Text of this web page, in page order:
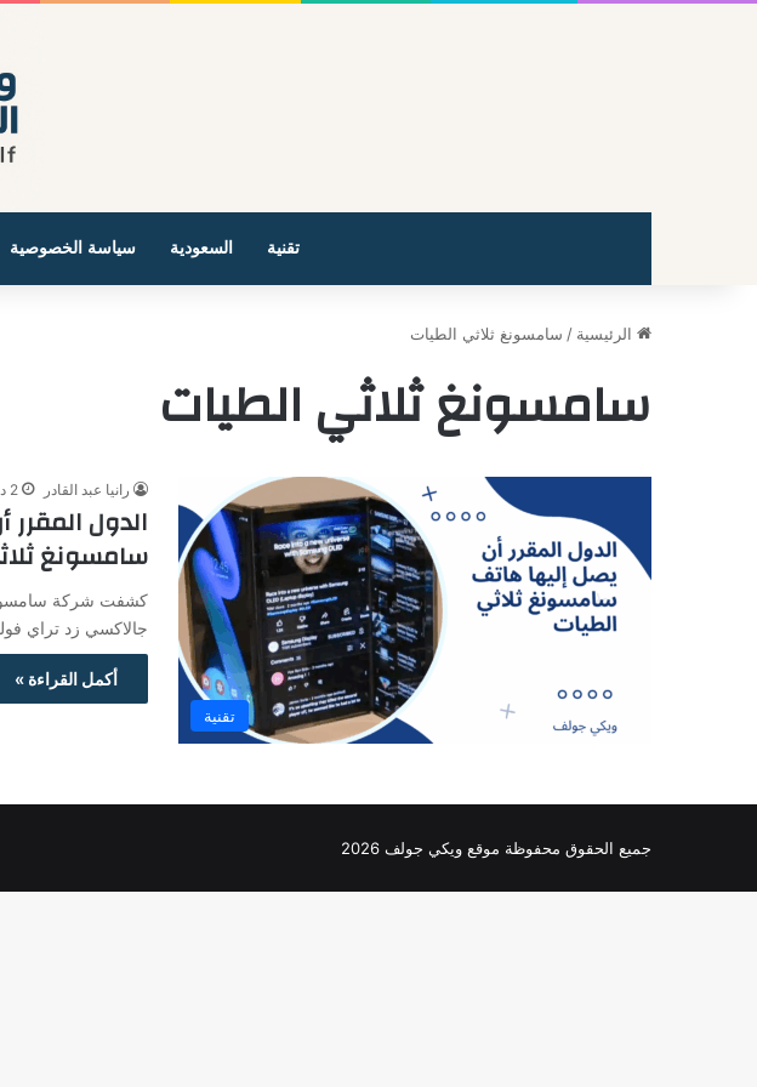
تقنية السعودية سياسة الخصوصية
الرئيسية / سامسونغ ثلاثي الطيات
سامسونغ ثلاثي الطيات
تقنية
رانيا عبد القادر 2 ديسمبر، 2025
الدول
سامسونغ
كشفت شركة
جالاكسي زد تراي
أكمل القراءة »
جميع الحقوق محفوظة موقع ويكي جولف 2026